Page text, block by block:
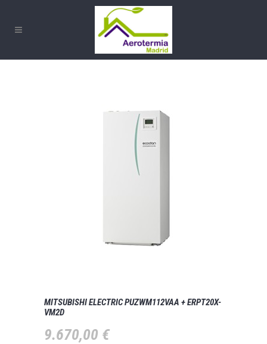
MITSUBISHI ELECTRIC PUZWM112VAA + ERPT20X-
VM2D
9.670,00 €